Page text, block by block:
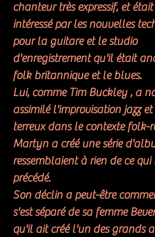
chanteur très expressif, et
intéressé par les nouvelles
pour la guitare et le studio
d'enregistrement qu'il était
folk britannique et le blues.
Lui, comme Tim Buckley , a
assimilé l'improvisation jazz
terreux dans le contexte folk-
Martyn a créé une série
ressemblaient à rien de ce
précédé.
Son déclin a peut-être
s'est séparé de sa femme
qu'il ait créé l'un des grands